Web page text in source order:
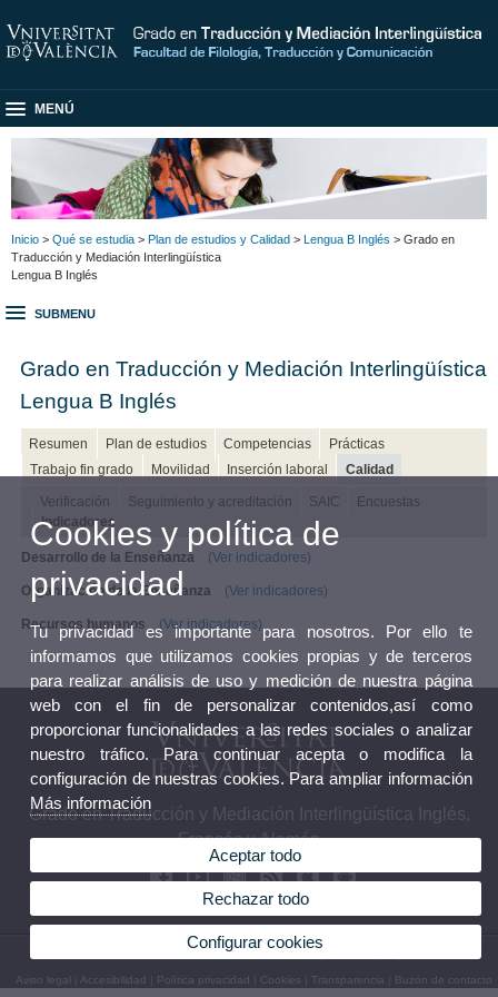
MENÚ
Inicio > Qué se estudia > Plan de estudios y Calidad > Lengua B Inglés > Grado en
Traducción y Mediación Interlingüística
Lengua B Inglés
SUBMENU
Grado en Traducción y Mediación Interlingüística
Lengua B Inglés
Resumen Plan de estudios Competencias
Prácticas
Trabajo fin grado
Movilidad Inserción laboral Calidad
Verificación Seguimiento y acreditación SAIC
Encuestas
Indicadores
Desarrollo de la Enseñanza (Ver indicadores)
Organización de la Enseñanza (Ver indicadores)
Recursos humanos (Ver indicadores)
Grado en Traducción y Mediación Interlingüística Inglés,
Francés y Alemán
© 2026 UV. - Av. Blasco Ibáñez, 32. 46010 Valencia. España. Tel. (+34) 96 386 42 54
Aviso legal |Accesibilidad Política privacidad Cookies Transparencia Buzón de contacto
Cookies y política de
privacidad
Tu privacidad es importante para nosotros. Por ello te
informamos que utilizamos cookies propias y de terceros
para realizar análisis de uso y medición de nuestra página
web con el fin de personalizar contenidos,así como
proporcionar funcionalidades a las redes sociales o analizar
nuestro tráfico. Para continuar acepta o modifica la
configuración de nuestras cookies. Para ampliar información
Más información
Aceptar todo
Rechazar todo
Configurar cookies